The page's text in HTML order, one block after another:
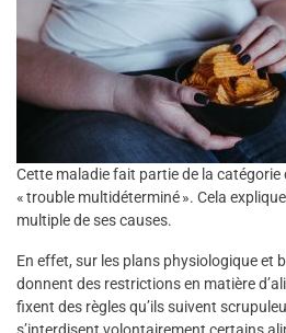
Cette maladie fait partie de la catégorie
« trouble multidéterminé ». Cela
multiple de ses causes.
En effet, sur les plans physiologique et
donnent des restrictions en matière
fixent des règles qu’ils suivent
s’interdisent volontairement certains